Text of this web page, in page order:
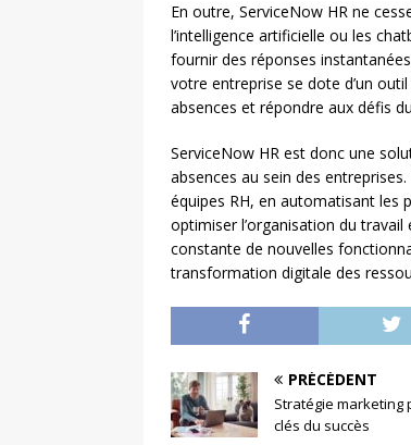
En outre, ServiceNow HR ne
l’intelligence artificielle ou les
fournir des réponses
votre entreprise se dote d’un
absences et répondre aux défis
ServiceNow HR est donc une
absences au sein des
équipes RH, en automatisant les
optimiser l’organisation du travail
constante de nouvelles
transformation digitale des
PRÉCÉDENT
Stratégie marketing
clés du succès